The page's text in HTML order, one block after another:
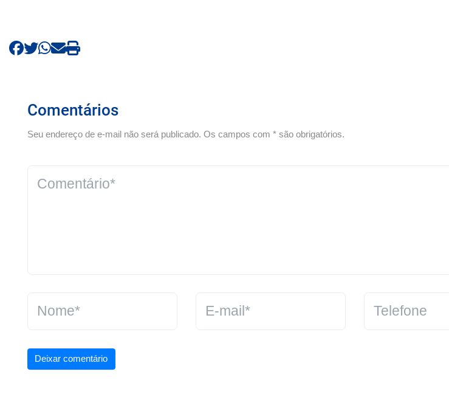
Comentários
Seu endereço de e-mail não será publicado. Os campos com * são obrigatórios.
Deixar comentário